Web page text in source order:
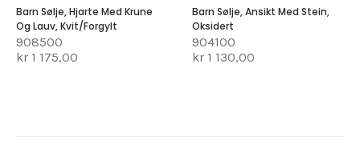
Barn Sølje, Hjarte Med Krune
Og Lauv, Kvit/forgylt
908500
kr 1 175,00
Barn Sølje, Ansikt Med Stein,
Oksidert
904100
kr 1 130,00